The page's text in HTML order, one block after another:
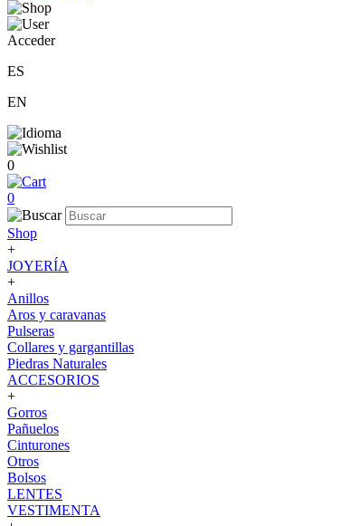
Acceder
ES
EN
0
0
Shop
+
JOYERÍA
+
Anillos
Aros y caravanas
Pulseras
Collares y gargantillas
Piedras Naturales
ACCESORIOS
+
Gorros
Pañuelos
Cinturones
Otros
Bolsos
LENTES
VESTIMENTA